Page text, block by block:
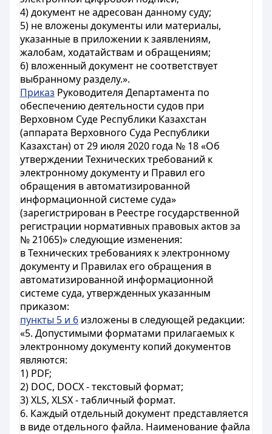
4) документ не адресован данному суду;
5) не вложены документы или материалы,
указанные в приложении к заявлениям,
жалобам, ходатайствам и обращениям;
6) вложенный документ не соответствует
выбранному разделу.».
Приказ Руководителя Департамента по
обеспечению деятельности судов при
Верховном Суде Республики Казахстан
(аппарата Верховного Суда Республики
Казахстан) от 29 июля 2020 года № 18 «Об
утверждении Технических требований к
электронному документу и Правил его
обращения в автоматизированной
информационной системе суда»
(зарегистрирован в Реестре государственной
регистрации нормативных правовых актов за
№ 21065)» следующие изменения:
в Технических требованиях к электронному
документу и Правилах его обращения в
автоматизированной информационной
системе суда, утвержденных указанным
приказом:
пункты 5 и 6 изложены в следующей редакции:
«5. Допустимыми форматами прилагаемых к
электронному документу копий документов
являются:
1) PDF;
2) DOC, DOCX - текстовый формат;
3) XLS, XLSX - табличный формат.
6. Каждый отдельный документ представляется
в виде отдельного файла. Наименование файла